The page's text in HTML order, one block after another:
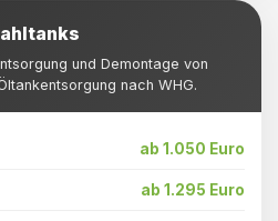
und Demontage von
nach WHG.
ab 1.050 Euro
ab 1.295 Euro